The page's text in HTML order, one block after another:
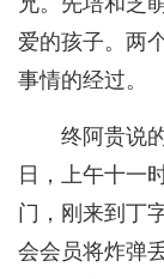
爱的孩子。两
事情的经过。
终阿贵说
日，上午十一
门，刚来到丁
会会员将炸弹